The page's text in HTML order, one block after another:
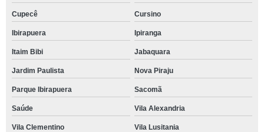
Cupecê Cursino
Ibirapuera Ipiranga
Itaim Bibi Jabaquara
Jardim Paulista Nova Piraju
Parque Ibirapuera Sacomã
Saúde Vila Alexandria
Vila Clementino Vila Lusitania